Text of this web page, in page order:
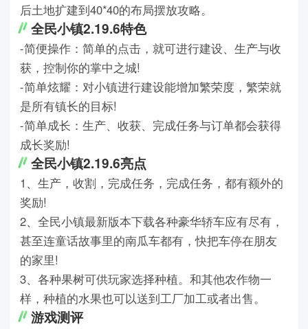
后土地扩建到40*40的布局摆放攻略。
全民小镇2.19.6特色
-简便操作：简单的点击，就可进行建设、生产与收
获，控制你的掌中之城!
-简单炫耀：对小镇进行建设能增加繁荣度，繁荣就
是所有镇长的目标!
-简单成长：生产、收获、完成任务与订单都会获得
成长奖励!
全民小镇2.19.6亮点
1、生产，收割，完成任务，完成任务，都有额外的
奖励!
2、全民小镇最新版本下载各种豪华轿车应有尽有，
甚至连童话故事里的南瓜车都有，快把车停在朋友
的家里!
3、各种果树可供玩家选择种植。和其他农作物一
样，种植的水果也可以送到工厂加工或者出售。
游戏测评